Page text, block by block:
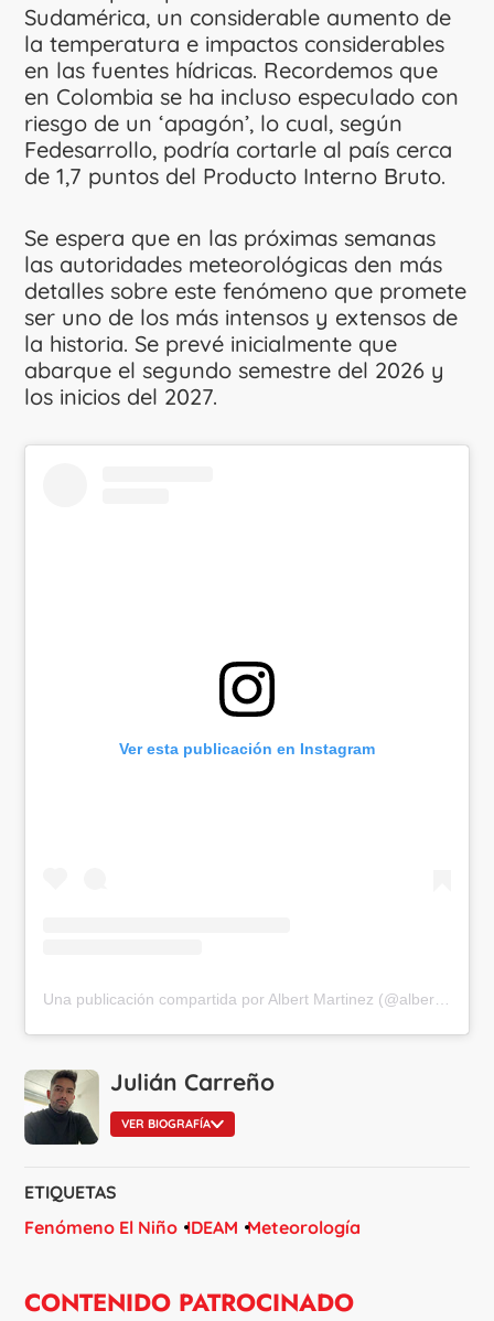
Sudamérica, un considerable aumento de
la temperatura e impactos considerables
en las fuentes hídricas. Recordemos que
en Colombia se ha incluso especulado con
riesgo de un ‘apagón’, lo cual, según
Fedesarrollo, podría cortarle al país cerca
de 1,7 puntos del Producto Interno Bruto.
Se espera que en las próximas semanas
las autoridades meteorológicas den más
detalles sobre este fenómeno que promete
ser uno de los más intensos y extensos de
la historia. Se prevé inicialmente que
abarque el segundo semestre del 2026 y
los inicios del 2027.
Ver esta publicación en Instagram
Julián Carreño
VER BIOGRAFÍA
ETIQUETAS
Fenómeno El Niño IDEAM Meteorología
CONTENIDO PATROCINADO